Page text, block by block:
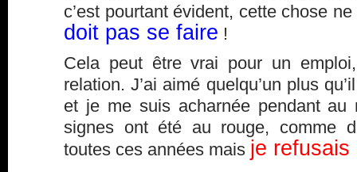
c’est pourtant évident, cette chose
doit pas se faire !
Cela peut être vrai pour un
relation. J’ai aimé quelqu’un plus
et je me suis acharnée pendant au
signes ont été au rouge, comme
toutes ces années mais je refusais